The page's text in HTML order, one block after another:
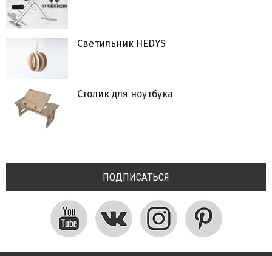
Светильник HEDYS
Столик для ноутбука
ПОДПИСАТЬСЯ